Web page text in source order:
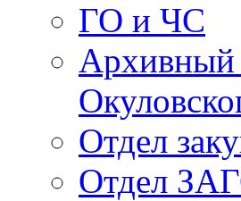
ГО и ЧС
Архивный
Отдел
Отдел